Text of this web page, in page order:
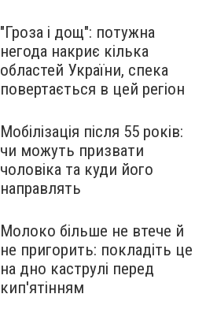
"Гроза і дощ": потужна
негода накриє кілька
областей України, спека
повертається в цей регіон
Мобілізація після 55 років:
чи можуть призвати
чоловіка та куди його
направлять
Молоко більше не втече й
не пригорить: покладіть це
на дно каструлі перед
кип'ятінням